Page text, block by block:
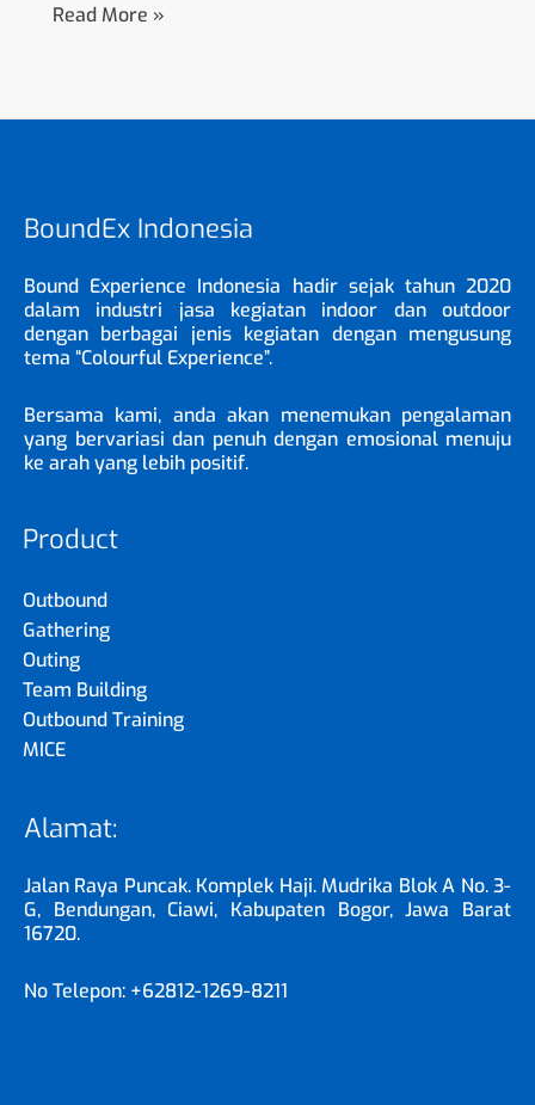
Read More »
BoundEx Indonesia
Bound Experience Indonesia hadir sejak tahun 2020
dalam industri jasa kegiatan indoor dan outdoor
dengan berbagai jenis kegiatan dengan mengusung
tema “Colourful Experience”.
Bersama kami, anda akan menemukan pengalaman
yang bervariasi dan penuh dengan emosional menuju
ke arah yang lebih positif.
Product
Outbound
Gathering
Outing
Team Building
Outbound Training
MICE
Alamat:
Jalan Raya Puncak. Komplek Haji. Mudrika Blok A No. 3-
G, Bendungan, Ciawi, Kabupaten Bogor, Jawa Barat
16720.
No Telepon: +62812-1269-8211